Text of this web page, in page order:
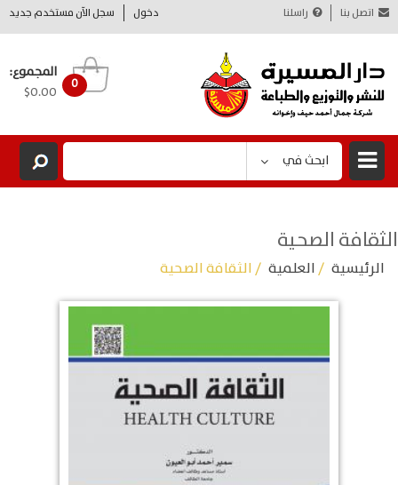
دخول سجل الآن مستخدم جديد اتصل بنا راسلنا
0
المجموع:
$0.00
ابحث في
الثقافة الصحية
الرئيسية /العلمية / الثقافة الصحية